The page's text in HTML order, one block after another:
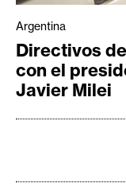
Argentina
Directivos
con el
Javier Milei